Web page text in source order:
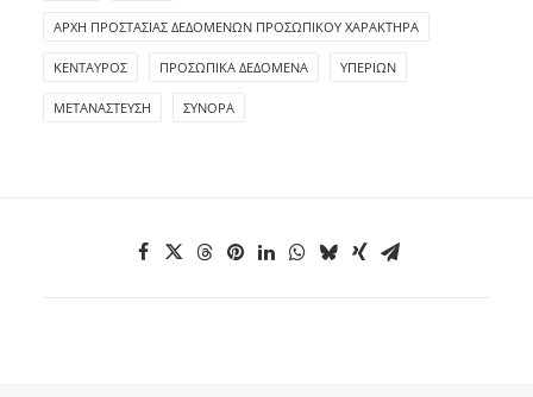
ΑΡΧΉ ΠΡΟΣΤΑΣΊΑΣ ΔΕΔΟΜΈΝΩΝ ΠΡΟΣΩΠΙΚΟΎ ΧΑΡΑΚΤΉΡΑ
ΚΕΝΤΑΥΡΟΣ ΠΡΟΣΩΠΙΚΆ ΔΕΔΟΜΈΝΑ ΥΠΕΡΙΩΝ
ΜΕΤΑΝΆΣΤΕΥΣΗ ΣΎΝΟΡΑ